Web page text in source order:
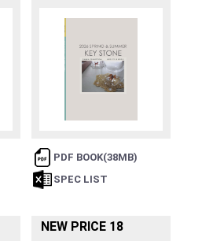
PDF BOOK(38MB)
SPEC LIST
NEW PRICE 18